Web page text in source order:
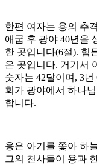
한편 여자는 용의 추
애굽 후 광야 40년을
한 곳입니다(6절). 힘
은 곳입니다. 거기서
숫자는 42달이며, 3
회가 광야에서 하나
합니다.
용은 아기를 쫓아 하
그의 천사들이 용과